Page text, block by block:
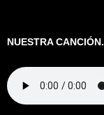
NUESTRA